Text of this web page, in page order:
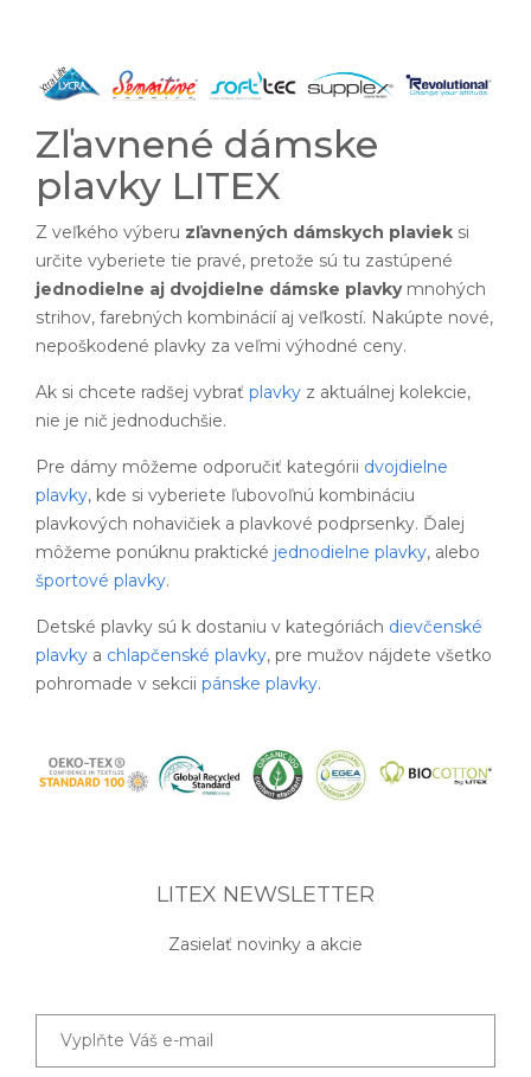
Zľavnené dámske
plavky LITEX
Z veľkého výberu zľavnených dámskych plaviek si
určite vyberiete tie pravé, pretože sú tu zastúpené
jednodielne aj dvojdielne dámske plavkymnohých
strihov, farebných kombinácií aj veľkostí. Nakúpte nové,
nepoškodené plavky za veľmi výhodné ceny.
Ak si chcete radšej vybrať plavky z aktuálnej kolekcie,
nie je nič jednoduchšie.
Pre dámy môžeme odporučiť kategórii dvojdielne
plavky, kde si vyberiete ľubovoľnú kombináciu
plavkových nohavičiek a plavkové podprsenky. Ďalej
môžeme ponúknu praktické jednodielne plavky, alebo
športové plavky.
Detské plavky sú k dostaniu v kategóriách dievčenské
plavky a chlapčenské plavky, pre mužov nájdete všetko
pohromade v sekcii pánske plavky.
LITEX NEWSLETTER
Zasielať novinky a akcie